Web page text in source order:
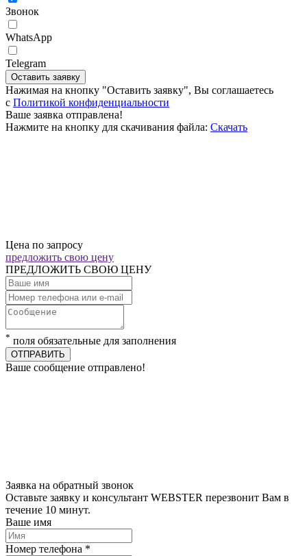
Звонок
WhatsApp
Telegram
Оставить заявку
Нажимая на кнопку "Оставить заявку", Вы соглашаетесь
c Политикой конфиденциальности
Ваше заявка отправлена!
Нажмите на кнопку для скачивания файла: Скачать
Цена по запросу
предложить свою цену
ПРЕДЛОЖИТЬ СВОЮ ЦЕНУ
* поля обязательные для заполнения
ОТПРАВИТЬ
Ваше сообщение отправлено!
Заявка на обратный звонок
Оставьте заявку и консультант WEBSTER перезвонит Вам в
течение 10 минут.
Ваше имя
Номер телефона *